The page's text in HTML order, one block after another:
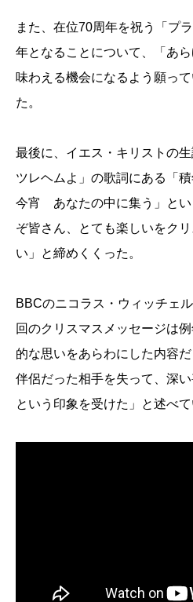
また、在位70周年を祝う「プ
年となることについて、「あ
味わえる機会になるよう願っ
た。
最後に、イエス・キリストの
ツレヘムよ」の歌詞にある「
今宵 あなたの中に集う」とい
ぞ皆さん、とても楽しいをク
い」と締めくくった。
BBCのニコラス・ウィッチェ
回のクリスマスメッセージは
的な思いをあらわにした内容
伴侶だった相手を失って、深
という印象を受けた」と述べて